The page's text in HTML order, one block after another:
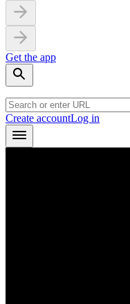
Get the app
Create accountLog in